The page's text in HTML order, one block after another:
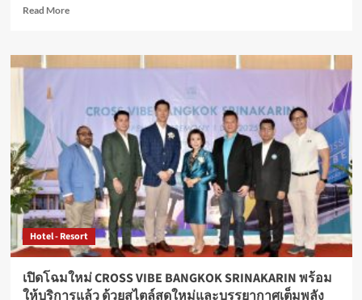
ใหม่
Read MoreRead
โรงแรม
เฮอ
เชียงราย
โฮ
เทล
แอนด์
เวน
ชั่น
จัด
โปร
ส่ง
ท้าย
ปี
Hotel - Resort
เปิดโฉมใหม่ CROSS VIBE BANGKOK SRINAKARIN พร้อม
ให้บริการแล้ว ด้วยสไตล์สดใหม่และบรรยากาศเต็มพลัง